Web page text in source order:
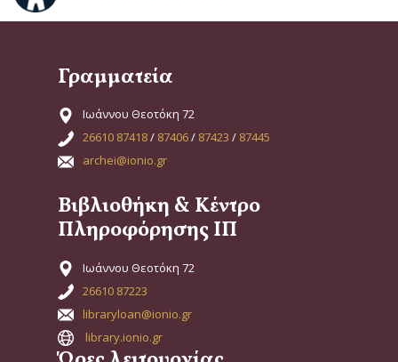
Γραμματεία
Ιωάννου Θεοτόκη 72
26610 87418/ 87406/ 87423 / 87445
archei@ionio.gr
Βιβλιοθήκη & Κέντρο
Πληροφόρησης ΙΠ
Ιωάννου Θεοτόκη 72
26610 87223
libraryloan@ionio.gr
library.ionio.gr